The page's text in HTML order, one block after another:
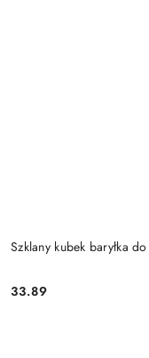
Szklany kubek baryłka
Cena:
33.89